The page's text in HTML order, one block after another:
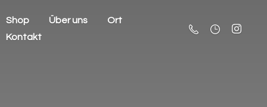
Shop Über uns
Ort
Kontakt